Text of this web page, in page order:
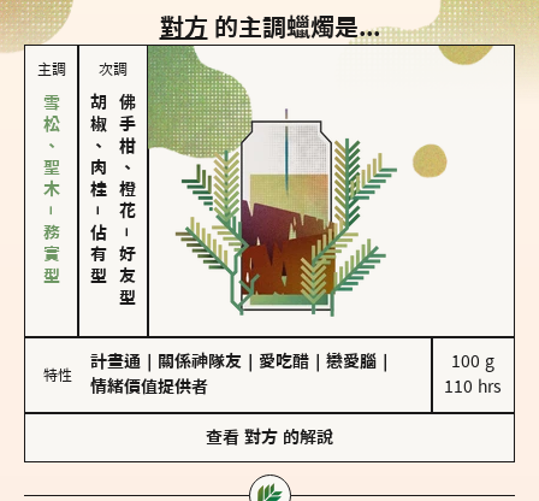
對方 的主調蠟燭是...
主調
雪松、聖木－務實型
次調
胡椒、肉桂
－
佔有型
佛手柑、橙花
－
好友型
特性
計畫通 關係神隊友 愛吃醋 戀愛腦
情緒價值提供者
100 g
110 hrs
查看 對方 的解說